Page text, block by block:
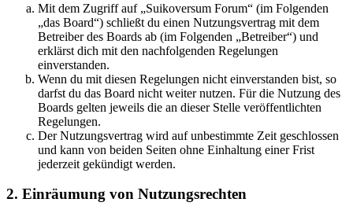
Mit dem Zugriff auf „Suikoversum Forum“ (im Folgenden
„das Board“) schließt du einen Nutzungsvertrag mit dem
Betreiber des Boards ab (im Folgenden „Betreiber“) und
erklärst dich mit den nachfolgenden Regelungen
einverstanden.
Wenn du mit diesen Regelungen nicht einverstanden bist, so
darfst du das Board nicht weiter nutzen. Für die Nutzung des
Boards gelten jeweils die an dieser Stelle veröffentlichten
Regelungen.
Der Nutzungsvertrag wird auf unbestimmte Zeit geschlossen
und kann von beiden Seiten ohne Einhaltung einer Frist
jederzeit gekündigt werden.
2. Einräumung von Nutzungsrechten